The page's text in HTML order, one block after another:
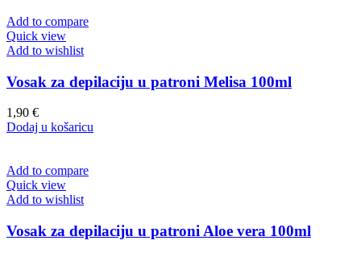
Add to compare
Quick view
Add to wishlist
Vosak za depilaciju u patroni Melisa 100ml
1,90 €
Dodaj u košaricu
Add to compare
Quick view
Add to wishlist
Vosak za depilaciju u patroni Aloe vera 100ml